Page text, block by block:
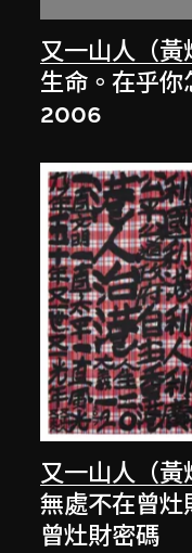
又一山人（黃
生命。在乎你
2006
又一山人（黃
無處不在曾灶
曾灶財密碼